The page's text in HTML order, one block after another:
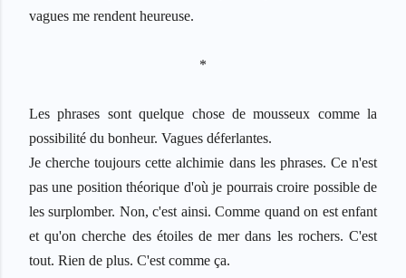
vagues me rendent heureuse.
*
Les phrases sont quelque chose de mousseux comme la
possibilité du bonheur. Vagues déferlantes.
Je cherche toujours cette alchimie dans les phrases. Ce n'est
pas une position théorique d'où je pourrais croire possible de
les surplomber. Non, c'est ainsi. Comme quand on est enfant
et qu'on cherche des étoiles de mer dans les rochers. C'est
tout. Rien de plus. C'est comme ça.